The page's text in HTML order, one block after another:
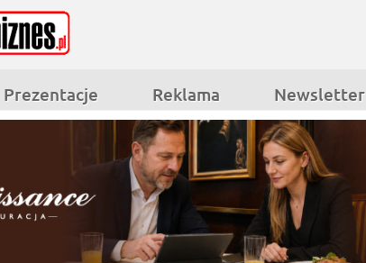
Prezentacje Reklama Newsletter